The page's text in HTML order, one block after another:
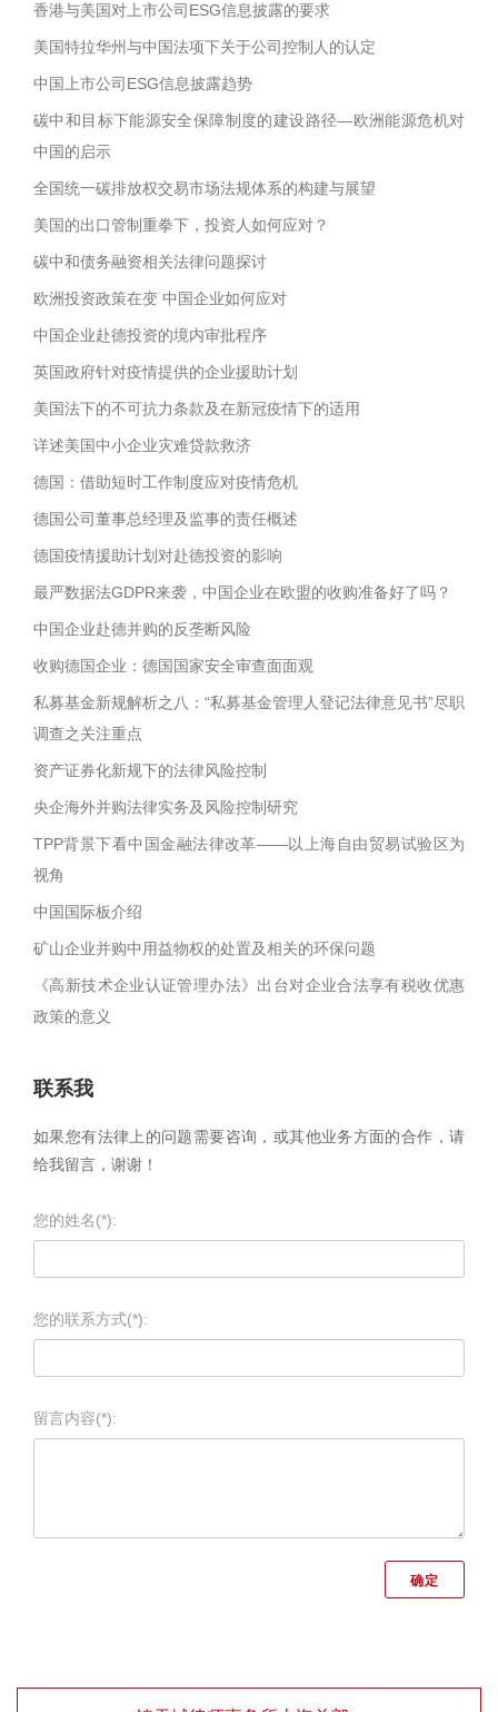
香港与美国对上市公司ESG信息披露的要求
美国特拉华州与中国法项下关于公司控制人的认定
中国上市公司ESG信息披露趋势
碳中和目标下能源安全保障制度的建设路径—欧洲能源危机对
中国的启示
全国统一碳排放权交易市场法规体系的构建与展望
美国的出口管制重拳下，投资人如何应对？
碳中和债务融资相关法律问题探讨
欧洲投资政策在变 中国企业如何应对
中国企业赴德投资的境内审批程序
英国政府针对疫情提供的企业援助计划
美国法下的不可抗力条款及在新冠疫情下的适用
详述美国中小企业灾难贷款救济
德国：借助短时工作制度应对疫情危机
德国公司董事总经理及监事的责任概述
德国疫情援助计划对赴德投资的影响
最严数据法GDPR来袭，中国企业在欧盟的收购准备好了吗？
中国企业赴德并购的反垄断风险
收购德国企业：德国国家安全审查面面观
私募基金新规解析之八：“私募基金管理人登记法律意见书”尽职
调查之关注重点
资产证券化新规下的法律风险控制
央企海外并购法律实务及风险控制研究
TPP背景下看中国金融法律改革——以上海自由贸易试验区为
视角
中国国际板介绍
矿山企业并购中用益物权的处置及相关的环保问题
《高新技术企业认证管理办法》出台对企业合法享有税收优惠
政策的意义
联系我
如果您有法律上的问题需要咨询，或其他业务方面的合作，请
给我留言，谢谢！
您的姓名(*):
您的联系方式(*):
留言内容(*):